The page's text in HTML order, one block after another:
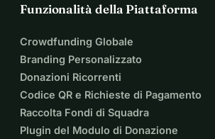
Funzionalità della Piattaforma
Crowdfunding Globale
Branding Personalizzato
Donazioni Ricorrenti
Codice QR e Richieste di Pagamento
Raccolta Fondi di Squadra
Plugin del Modulo di Donazione